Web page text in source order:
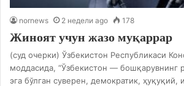
nornews 2 недели ago 178
Жиноят учун жазо муқаррар
(суд очерки) Ўзбекистон Республикаси
моддасида, “Ўзбекистон — бошқарувнинг
эга бўлган суверен, демократик,